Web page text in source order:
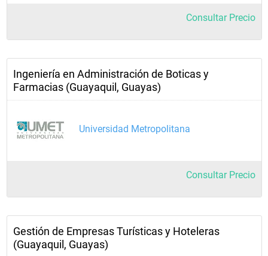
Consultar Precio
Ingeniería en Administración de Boticas y
Farmacias (Guayaquil, Guayas)
Universidad Metropolitana
Consultar Precio
Gestión de Empresas Turísticas y Hoteleras
(Guayaquil, Guayas)